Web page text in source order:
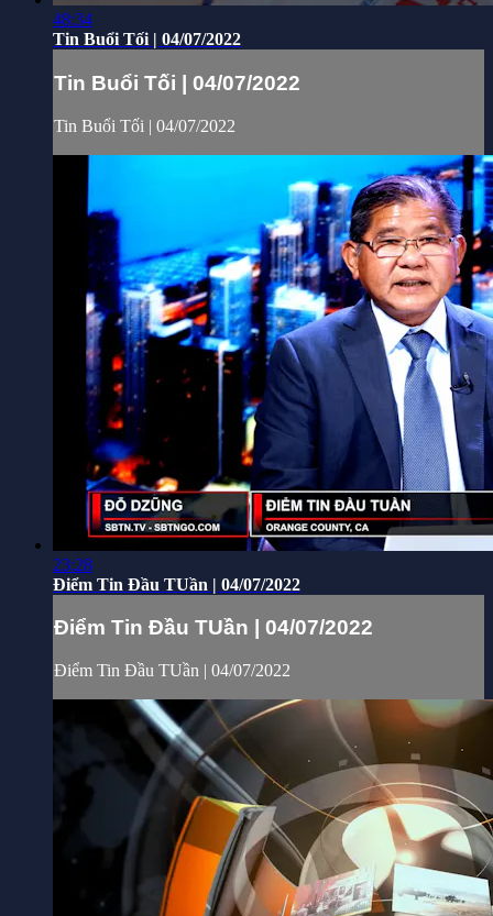
48:34
Tin Buổi Tối | 04/07/2022
Tin Buổi Tối | 04/07/2022
Tin Buổi Tối | 04/07/2022
23:28
Điểm Tin Đầu TUần | 04/07/2022
Điểm Tin Đầu TUần | 04/07/2022
Điểm Tin Đầu TUần | 04/07/2022